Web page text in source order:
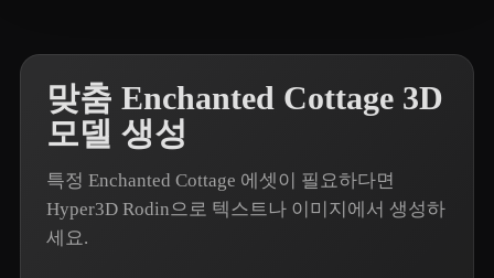
맞춤 Enchanted Cottage 3D
모델 생성
특정 Enchanted Cottage 에셋이 필요하다면
Hyper3D Rodin으로 텍스트나 이미지에서 생성하
세요.